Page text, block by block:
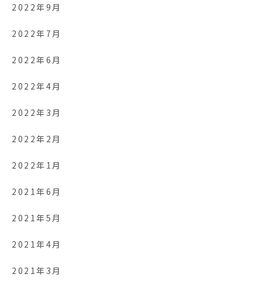
2022年9月
2022年7月
2022年6月
2022年4月
2022年3月
2022年2月
2022年1月
2021年6月
2021年5月
2021年4月
2021年3月